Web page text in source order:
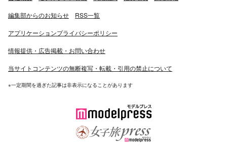
編集部からのお知らせ RSS一覧
アプリケーションプライバシーポリシー
情報提供・広告掲載・お問い合わせ
当サイトコンテンツの無断複写・転載・引用の禁止について
※一定期間を過ぎた記事は非表示になることがあります